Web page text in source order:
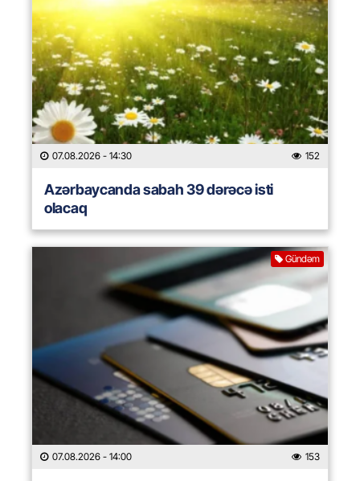
07.08.2026 - 14:30 152
Azərbaycanda sabah 39 dərəcə isti
olacaq
Gündəm
07.08.2026 - 14:00 153